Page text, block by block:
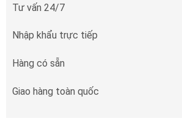
Tư vấn 24/7
Nhập khẩu trực tiếp
Hàng có sẵn
Giao hàng toàn quốc